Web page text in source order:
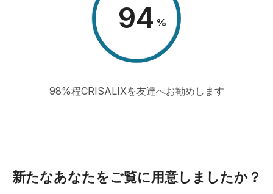
98 %
98%程CRISALIXを友達へお勧めします
新たなあなたをご覧に用意しましたか？